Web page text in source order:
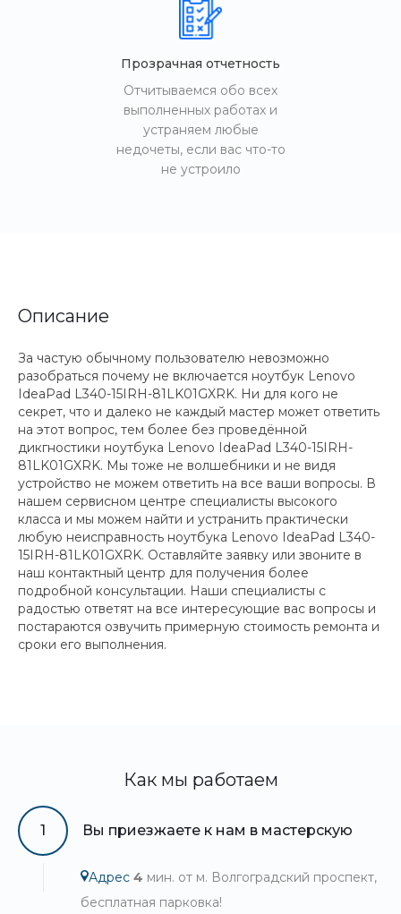
Прозрачная отчетность
Отчитываемся обо всех
выполненных работах и
устраняем любые
недочеты, если вас что-то
не устроило
Описание
За частую обычному пользователю невозможно
разобраться почему не включается ноутбук Lenovo
IdeaPad L340-15IRH-81LK01GXRK. Ни для кого не
секрет, что и далеко не каждый мастер может ответить
на этот вопрос, тем более без проведённой
дикгностики ноутбука Lenovo IdeaPad L340-15IRH-
81LK01GXRK. Мы тоже не волшебники и не видя
устройство не можем ответить на все ваши вопросы. В
нашем сервисном центре специалисты высокого
класса и мы можем найти и устранить практически
любую неисправность ноутбука Lenovo IdeaPad L340-
15IRH-81LK01GXRK. Оставляйте заявку или звоните в
наш контактный центр для получения более
подробной консультации. Наши специалисты с
радостью ответят на все интересующие вас вопросы и
постараются озвучить примерную стоимость ремонта и
сроки его выполнения.
Как мы работаем
1 Вы приезжаете к нам в мастерскую
Адрес 4 мин. от м. Волгоградский проспект,
бесплатная парковка!